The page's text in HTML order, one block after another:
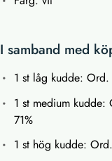
I samband med
1 st låg kudde:
1 st medium
71%
1 st hög kudde: